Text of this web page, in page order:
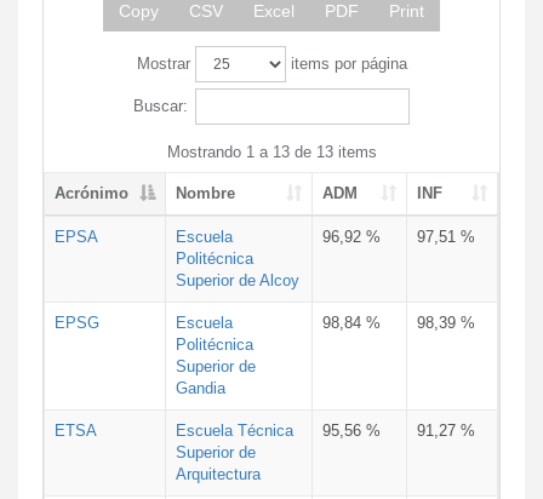
Copy CSV Excel PDF Print
Mostrar items por página
Buscar:
Mostrando 1 a 13 de 13 items
Acrónimo Nombre ADM INF
EPSA
Escuela
Politécnica
Superior de Alcoy
96,92 % 97,51 %
EPSG
Escuela
Politécnica
Superior de
Gandia
98,84 % 98,39 %
ETSA
Escuela Técnica
Superior de
Arquitectura
95,56 % 91,27 %